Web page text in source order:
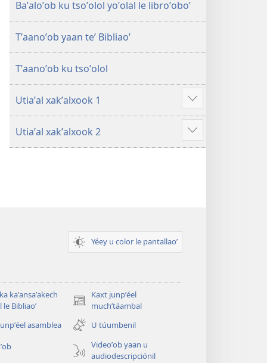
Baʼaloʼob ku tsoʼolol yoʼolal le libroʼoboʼ
Tʼaanoʼob yaan teʼ Bibliaoʼ
Tʼaanoʼob ku tsoʼolol
Utiaʼal xakʼalxook 1
Show
more
Utiaʼal xakʼalxook 2
Show
more
Yéey u color le pantallaoʼ
kaʼansaʼakech
le Bibliaoʼ
Kaxt junpʼéel
muchʼtáambal
(opens
new
window)
asamblea
U túumbenil
Videoʼob yaan u
audiodescripciónil